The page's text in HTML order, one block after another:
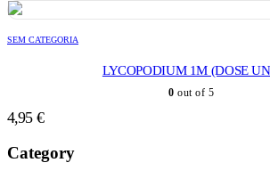
SEM CATEGORIA
LYCOPODIUM 1M (DOSE
0 out of 5
4,95 €
Category